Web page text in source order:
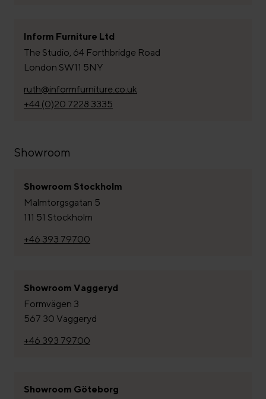
Inform Furniture Ltd
The Studio, 64 Forthbridge Road
London SW11 5NY
ruth@informfurniture.co.uk
+44 (0)20 7228 3335
Showroom
Showroom Stockholm
Malmtorgsgatan 5
111 51 Stockholm
+46 393 79700
Showroom Vaggeryd
Formvägen 3
567 30 Vaggeryd
+46 393 79700
Showroom Göteborg